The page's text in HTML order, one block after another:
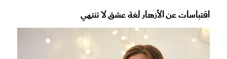
اقتباسات عن الأزهار لغة عشق لا تنتهي